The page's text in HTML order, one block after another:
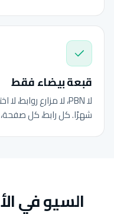
قبعة بيضاء فقط
شهرًا. كل رابط، كل
السيو في